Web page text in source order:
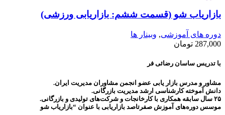
بازاریاب شو (قسمت ششم: بازاریابی ورزشی)
دوره های آموزشی, وبینار ها
287,000 تومان
با تدریس ساسان رضائی فر
مشاور و مدرس بازار یابی عضو انجمن مشاوران مدیریت ایران.
دانش آموخته کارشناسی ارشد مدیریت بازرگانی.
۲۵ سال سابقه همکاری با کارخانجات و شرکت‌های تولیدی و بازرگانی.
موسس دوره‌های آموزش صفرتاصد بازاریابی با عنوان “بازاریاب شو